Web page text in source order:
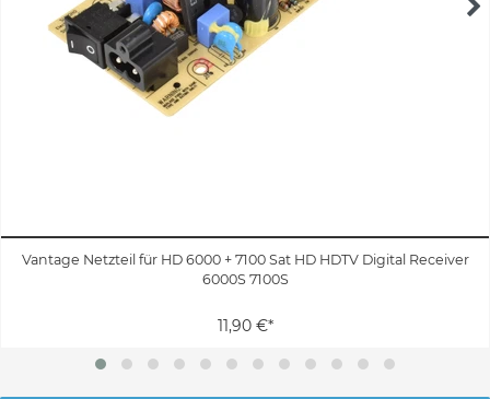
Vantage Netzteil für HD 6000 + 7100 Sat HD HDTV Digital Receiver
6000S 7100S
11,90 €*